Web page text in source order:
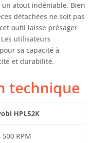
atout indéniable. Bien
détachées ne soit pas
outil laisse présager
utilisateurs
sa capacité à
et durabilité.
technique
HPL52K
500 RPM